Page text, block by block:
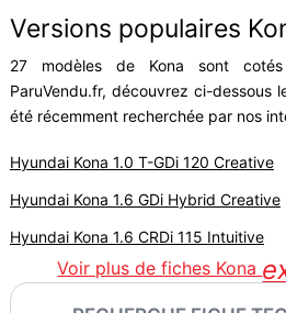
Versions populaires
27 modèles de Kona sont
ParuVendu.fr, découvrez ci-dessous
été récemment recherchée par nos
Hyundai Kona 1.0 T-GDi 120 Creative
Hyundai Kona 1.6 GDi Hybrid Creative
Hyundai Kona 1.6 CRDi 115 Intuitive
Voir plus de fiches Kona